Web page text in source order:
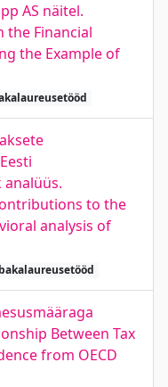
AS näitel.
the Financial
the Example of
to the
analysis of
bakalaureusetööd
Between Tax
from OECD